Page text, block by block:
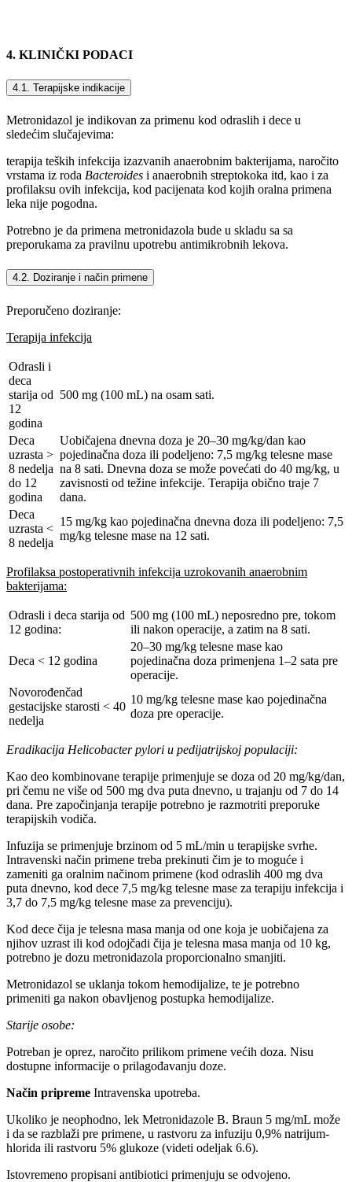
4. KLINIČKI PODACI
4.1. Terapijske indikacije
Metronidazol je indikovan za primenu kod odraslih i dece u
sledećim slučajevima:
terapija teških infekcija izazvanih anaerobnim bakterijama, naročito
vrstama iz roda Bacteroides i anaerobnih streptokoka itd, kao i za
profilaksu ovih infekcija, kod pacijenata kod kojih oralna primena
leka nije pogodna.
Potrebno je da primena metronidazola bude u skladu sa sa
preporukama za pravilnu upotrebu antimikrobnih lekova.
4.2. Doziranje i način primene
Preporučeno doziranje:
Terapija infekcija
Odrasli i
deca
starija od
12
godina
500 mg (100 mL) na osam sati.
Deca
uzrasta >
8 nedelja
do 12
godina
Uobičajena dnevna doza je 20–30 mg/kg/dan kao
pojedinačna doza ili podeljeno: 7,5 mg/kg telesne mase
na 8 sati. Dnevna doza se može povećati do 40 mg/kg, u
zavisnosti od težine infekcije. Terapija obično traje 7
dana.
Deca
uzrasta <
8 nedelja
15 mg/kg kao pojedinačna dnevna doza ili podeljeno: 7,5
mg/kg telesne mase na 12 sati.
Profilaksa postoperativnih infekcija uzrokovanih anaerobnim
bakterijama:
Odrasli i deca starija od
12 godina:
500 mg (100 mL) neposredno pre, tokom
ili nakon operacije, a zatim na 8 sati.
Deca < 12 godina
20–30 mg/kg telesne mase kao
pojedinačna doza primenjena 1–2 sata pre
operacije.
Novorođenčad
gestacijske starosti < 40
nedelja
10 mg/kg telesne mase kao pojedinačna
doza pre operacije.
Eradikacija Helicobacter pylori u pedijatrijskoj populaciji:
Kao deo kombinovane terapije primenjuje se doza od 20 mg/kg/dan,
pri čemu ne više od 500 mg dva puta dnevno, u trajanju od 7 do 14
dana. Pre započinjanja terapije potrebno je razmotriti preporuke
terapijskih vodiča.
Infuzija se primenjuje brzinom od 5 mL/min u terapijske svrhe.
Intravenski način primene treba prekinuti čim je to moguće i
zameniti ga oralnim načinom primene (kod odraslih 400 mg dva
puta dnevno, kod dece 7,5 mg/kg telesne mase za terapiju infekcija i
3,7 do 7,5 mg/kg telesne mase za prevenciju).
Kod dece čija je telesna masa manja od one koja je uobičajena za
njihov uzrast ili kod odojčadi čija je telesna masa manja od 10 kg,
potrebno je dozu metronidazola proporcionalno smanjiti.
Metronidazol se uklanja tokom hemodijalize, te je potrebno
primeniti ga nakon obavljenog postupka hemodijalize.
Starije osobe:
Potreban je oprez, naročito prilikom primene većih doza. Nisu
dostupne informacije o prilagođavanju doze.
Način pripreme Intravenska upotreba.
Ukoliko je neophodno, lek Metronidazole B. Braun 5 mg/mL može
i da se razblaži pre primene, u rastvoru za infuziju 0,9% natrijum-
hlorida ili rastvoru 5% glukoze (videti odeljak 6.6).
Istovremeno propisani antibiotici primenjuju se odvojeno.